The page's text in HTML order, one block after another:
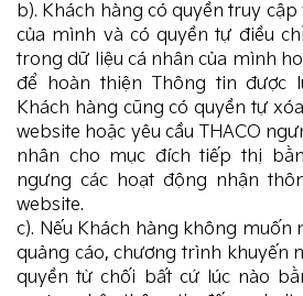
b). Khách hàng có quyền truy
của mình và có quyền tự điều
trong dữ liệu cá nhân của mình
để hoàn thiện Thông tin được
Khách hàng cũng có quyền tự
website hoặc yêu cầu THACO
nhân cho mục đích tiếp thị
ngưng các hoạt động nhận
website.
c). Nếu Khách hàng không muốn
quảng cáo, chương trình khuyến
quyền từ chối bất cứ lúc nào